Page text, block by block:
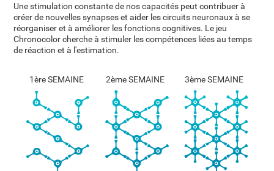
Une stimulation constante de nos capacités peut contribuer à
créer de nouvelles synapses et aider les circuits neuronaux à se
réorganiser et à améliorer les fonctions cognitives. Le jeu
Chronocolor cherche à stimuler les compétences liées au temps
de réaction et à l'estimation.
1ère SEMAINE 2ème SEMAINE 3ème SEMAINE